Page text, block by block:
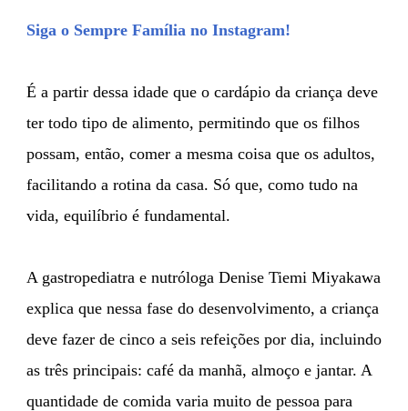
Siga o Sempre Família no Instagram!
É a partir dessa idade que o cardápio da criança deve
ter todo tipo de alimento, permitindo que os filhos
possam, então, comer a mesma coisa que os adultos,
facilitando a rotina da casa. Só que, como tudo na
vida, equilíbrio é fundamental.
A gastropediatra e nutróloga Denise Tiemi Miyakawa
explica que nessa fase do desenvolvimento, a criança
deve fazer de cinco a seis refeições por dia, incluindo
as três principais: café da manhã, almoço e jantar. A
quantidade de comida varia muito de pessoa para